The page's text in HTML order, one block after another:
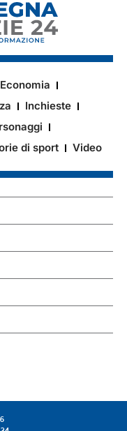
Economia
Inchieste
di sport Video